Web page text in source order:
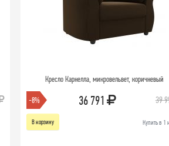
Кресло Карнелла, микровельвет, коричневый
-8% 36 791 39
В корзину Купить в 1